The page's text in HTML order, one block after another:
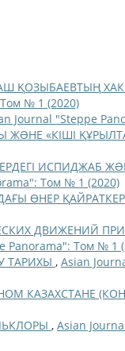
ҚОЗЫБАЕВТЫҢ
№ 1 (2020)
Journal "Steppe
«КІШІ
ИСПИДЖАБ
Том № 1 (2020)
ӨНЕР
ДВИЖЕНИЙ
Panorama": Том № 1
ТАРИХЫ , Asian
КАЗАХСТАНЕ
, Asian